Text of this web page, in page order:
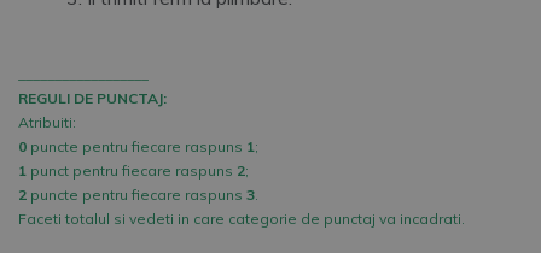
REGULI DE PUNCTAJ:
Atribuiti:
0 puncte pentru fiecare raspuns 1;
1 punct pentru fiecare raspuns 2;
2 puncte pentru fiecare raspuns 3.
Faceti totalul si vedeti in care categorie de punctaj va incadrati.